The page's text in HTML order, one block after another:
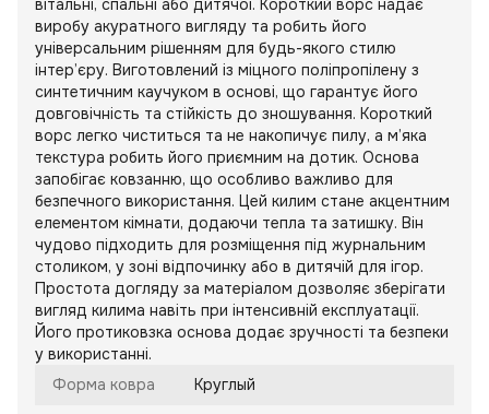
вітальні, спальні або дитячої. Короткий ворс надає
виробу акуратного вигляду та робить його
універсальним рішенням для будь-якого стилю
інтер’єру. Виготовлений із міцного поліпропілену з
синтетичним каучуком в основі, що гарантує його
довговічність та стійкість до зношування. Короткий
ворс легко чиститься та не накопичує пилу, а м’яка
текстура робить його приємним на дотик. Основа
запобігає ковзанню, що особливо важливо для
безпечного використання. Цей килим стане акцентним
елементом кімнати, додаючи тепла та затишку. Він
чудово підходить для розміщення під журнальним
столиком, у зоні відпочинку або в дитячій для ігор.
Простота догляду за матеріалом дозволяє зберігати
вигляд килима навіть при інтенсивній експлуатації.
Його протиковзка основа додає зручності та безпеки
у використанні.
Форма ковра
Круглый